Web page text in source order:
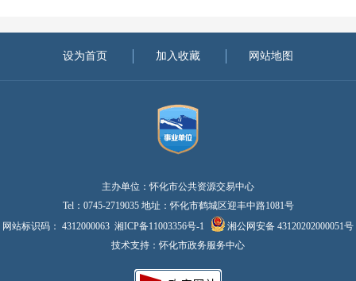
设为首页 加入收藏 网站地图
主办单位：怀化市公共资源交易中心
Tel：0745-2719035 地址：怀化市鹤城区迎丰中路1081号
网站标识码： 4312000063 湘ICP备11003356号-1
湘公网安备 43120202000051号
技术支持：怀化市政务服务中心